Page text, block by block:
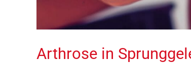
Arthrose in